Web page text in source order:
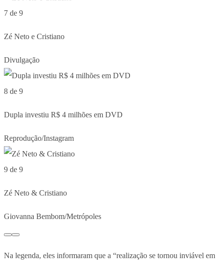
7 de 9
Zé Neto e Cristiano
Divulgação
8 de 9
Dupla investiu R$ 4 milhões em DVD
Reprodução/Instagram
9 de 9
Zé Neto & Cristiano
Giovanna Bembom/Metrópoles
Na legenda, eles informaram que a “realização se tornou inviável em